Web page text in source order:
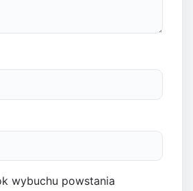
wybuchu powstania